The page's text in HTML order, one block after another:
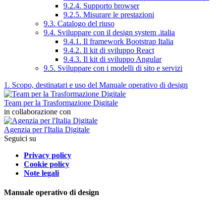
9.2.4. Supporto browser
9.2.5. Misurare le prestazioni
9.3. Catalogo del riuso
9.4. Sviluppare con il design system .italia
9.4.1. Il framework Bootstrap Italia
9.4.2. Il kit di sviluppo React
9.4.3. Il kit di sviluppo Angular
9.5. Sviluppare con i modelli di sito e servizi
1. Scopo, destinatari e uso del Manuale operativo di design
Team per la Trasformazione Digitale
in collaborazione con
Agenzia per l'Italia Digitale
Seguici su
Privacy policy
Cookie policy
Note legali
Manuale operativo di design